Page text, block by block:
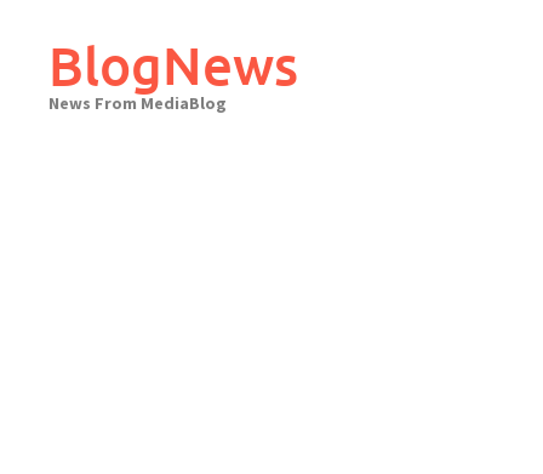
contentBlogNews
News From MediaBlog